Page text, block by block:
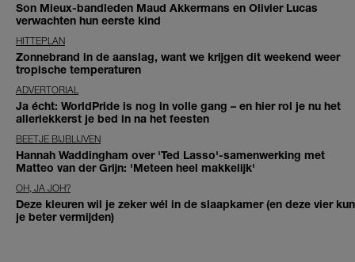
Son Mieux-bandleden Maud Akkermans en Olivier Lucas
verwachten hun eerste kind
HITTEPLAN
Zonnebrand in de aanslag, want we krijgen dit weekend weer
tropische temperaturen
ADVERTORIAL
Ja écht: WorldPride is nog in volle gang – en hier rol je nu het
allerlekkerst je bed in na het feesten
BEETJE BIJBLIJVEN
Hannah Waddingham over 'Ted Lasso'-samenwerking met
Matteo van der Grijn: 'Meteen heel makkelijk'
OH, JA JOH?
Deze kleuren wil je zeker wél in de slaapkamer (en deze vier kun
je beter vermijden)